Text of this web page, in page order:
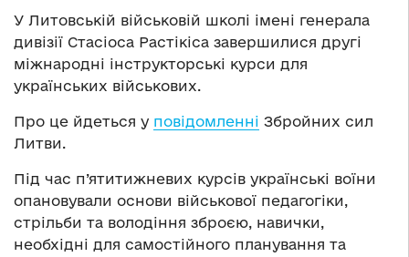
У Литовській військовій школі імені генерала
дивізії Стасіоса Растікіса завершилися другі
міжнародні інструкторські курси для
українських військових.
Про це йдеться у повідомленні Збройних сил
Литви.
Під час п’ятитижневих курсів українські воїни
опановували основи військової педагогіки,
стрільби та володіння зброєю, навички,
необхідні для самостійного планування та